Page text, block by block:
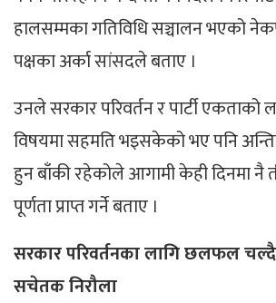
हालसम्मका गतिविधि सञ्चालन भएको
पक्षका अर्का सांसदले बताए ।
उनले सरकार परिवर्तन र पार्टी एकताको
विषयमा सहमति भइसकेको भए पनि
हुन बाँकी रहेकोले आगामी केही दिनमा नै
पूर्णता प्राप्त गर्ने बताए ।
सरकार परिवर्तनका लागि छलफल
सचेतक निरौला